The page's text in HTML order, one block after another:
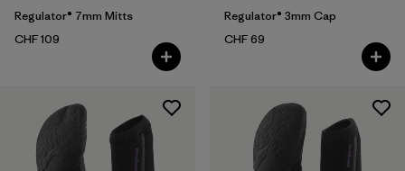
Regulator® 7mm Mitts
CHF 109
Regulator® 3mm Cap
CHF 69